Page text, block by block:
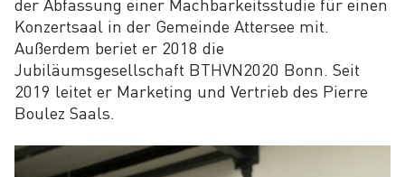
Konzertsaal in der Gemeinde Attersee mit.
Außerdem beriet er 2018 die
Jubiläumsgesellschaft BTHVN2020 Bonn. Seit
2019 leitet er Marketing und Vertrieb des Pierre
Boulez Saals.